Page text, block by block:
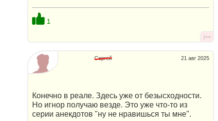
1
|<<
21 авг 2025
Сергей
Конечно в реале. Здесь уже от безысходности.
Но игнор получаю везде. Это уже что-то из
серии анекдотов "ну не нравишься ты мне".